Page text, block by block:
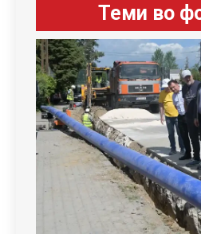
Теми во